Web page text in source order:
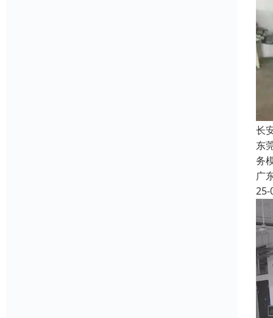
长
东
务
广
25-